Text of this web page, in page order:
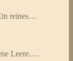
reines…
Leere.…